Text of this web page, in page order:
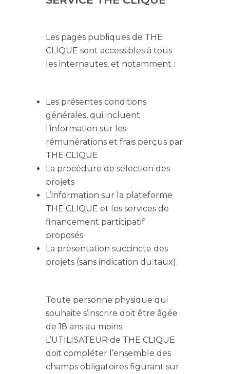
Les pages publiques de THE
CLIQUE sont accessibles à tous
les internautes, et notamment :
Les présentes conditions
générales, qui incluent
l’information sur les
rémunérations et frais perçus par
THE CLIQUE
La procédure de sélection des
projets
L’information sur la plateforme
THE CLIQUE et les services de
financement participatif
proposés
La présentation succincte des
projets (sans indication du taux).
Toute personne physique qui
souhaite s’inscrire doit être âgée
de 18 ans au moins.
L’UTILISATEUR de THE CLIQUE
doit compléter l’ensemble des
champs obligatoires figurant sur